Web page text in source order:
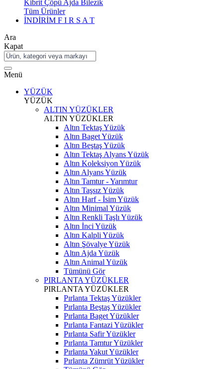
Kibrit Çöpü Ajda Bilezik
Tüm Ürünler
İNDİRİM F I R S A T
Ara
Kapat
Menü
YÜZÜK
YÜZÜK
ALTIN YÜZÜKLER
ALTIN YÜZÜKLER
Altın Tektaş Yüzük
Altın Baget Yüzük
Altın Beştaş Yüzük
Altın Tektaş Alyans Yüzük
Altın Koleksiyon Yüzük
Altın Alyans Yüzük
Altın Tamtur - Yarımtur
Altın Taşsız Yüzük
Altın Harf - İsim Yüzük
Altın Minimal Yüzük
Altın Renkli Taşlı Yüzük
Altın İnci Yüzük
Altın Kalpli Yüzük
Altın Şövalye Yüzük
Altın Ajda Yüzük
Altın Animal Yüzük
Tümünü Gör
PIRLANTA YÜZÜKLER
PIRLANTA YÜZÜKLER
Pırlanta Tektaş Yüzükler
Pırlanta Beştaş Yüzükler
Pırlanta Baget Yüzükler
Pırlanta Fantazi Yüzükler
Pırlanta Safir Yüzükler
Pırlanta Tamtur Yüzükler
Pırlanta Yakut Yüzükler
Pırlanta Zümrüt Yüzükler